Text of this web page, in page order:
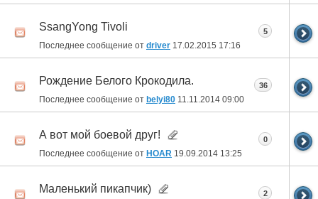
SsangYong Tivoli
Последнее сообщение от driver 17.02.2015 17:16
5
Рождение Белого Крокодила.
Последнее сообщение от belyi80 11.11.2014 09:00
36
А вот мой боевой друг!
Последнее сообщение от HOAR 19.09.2014 13:25
0
Маленький пикапчик) 2